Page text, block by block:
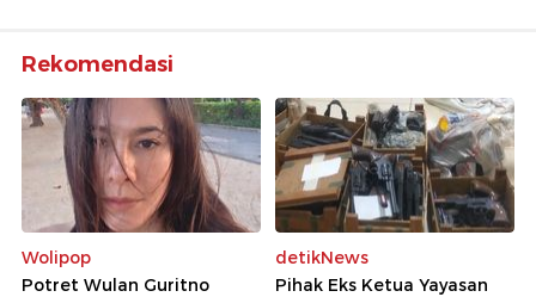
Rekomendasi
Wolipop
Potret Wulan Guritno
detikNews
Pihak Eks Ketua Yayasan